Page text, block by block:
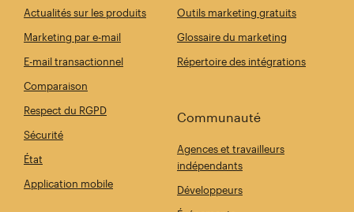
Actualités sur les produits
Marketing par e-mail
E-mail transactionnel
Comparaison
Respect du RGPD
Sécurité
État
Application mobile
Outils marketing gratuits
Glossaire du marketing
Répertoire des intégrations
Communauté
Agences et travailleurs
indépendants
Développeurs